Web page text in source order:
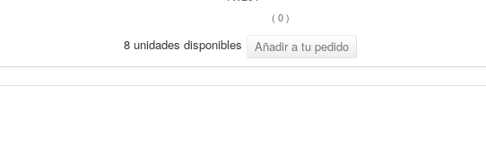
( 0)
8 unidades disponibles